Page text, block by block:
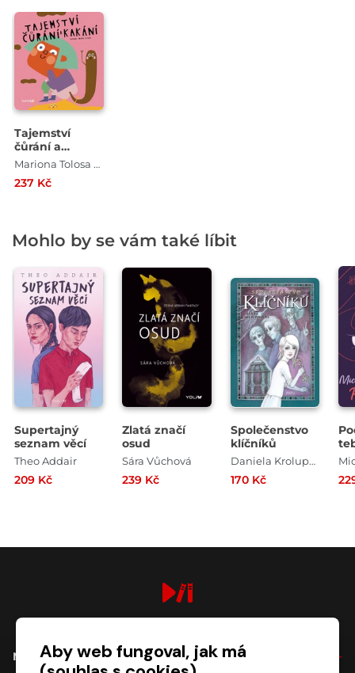
Tajemství
čůrání a
kakání
Mariona Tolosa Sisteré
237 Kč
Mohlo by se vám také líbit
Supertajný
seznam věcí
Theo Addair
209 Kč
Zlatá značí
osud
Sára Vůchová
239 Kč
Společenstvo
klíčníků
Daniela Krolupperová
170 Kč
NÁKUPAby web fungoval, jak má